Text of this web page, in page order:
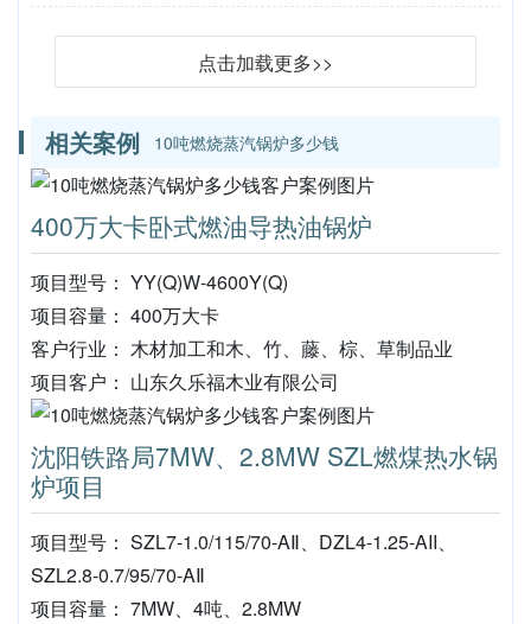
点击加载更多>>
相关案例 10吨燃烧蒸汽锅炉多少钱
400万大卡卧式燃油导热油锅炉
项目型号： YY(Q)W-4600Y(Q)
项目容量： 400万大卡
客户行业： 木材加工和木、竹、藤、棕、草制品业
项目客户： 山东久乐福木业有限公司
沈阳铁路局7MW、2.8MW SZL燃煤热水锅
炉项目
项目型号： SZL7-1.0/115/70-AⅡ、DZL4-1.25-AII、
SZL2.8-0.7/95/70-AⅡ
项目容量： 7MW、4吨、2.8MW